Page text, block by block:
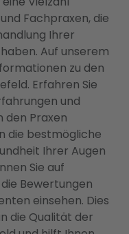
Fachpraxen, die
Ihrer
Auf unserem
zu den
Erfahren Sie
und
den Praxen
die bestmögliche
Ihrer Augen
Sie auf
Bewertungen
einsehen. Dies
die Qualität der